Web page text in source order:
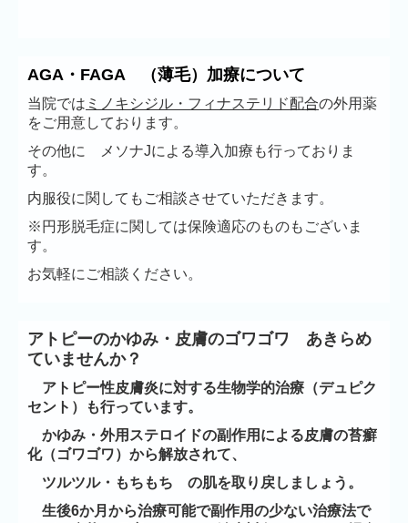
AGA・FAGA （薄毛）加療について
当院では ミノキシジル・フィナステリド配合の外用薬
をご用意しております。
その他に メソナJによる導入加療も行っておりま
す。
内服役に関してもご相談させていただきます。
※円形脱毛症に関しては保険適応のものもございま
す。
お気軽にご相談ください。
アトピーのかゆみ・皮膚のゴワゴワ あきらめ
ていませんか？
アトピー性皮膚炎に対する生物学的治療（デュピク
セント）も行っています。
かゆみ・外用ステロイドの副作用による皮膚の苔癬
化（ゴワゴワ）から解放されて、
ツルツル・もちもち の肌を取り戻しましょう。
生後6か月から治療可能で副作用の少ない治療法で